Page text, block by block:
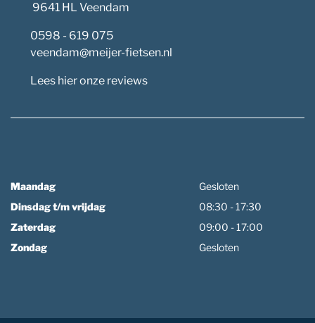
9641 HL Veendam
0598 - 619 075
veendam@meijer-fietsen.nl
Lees hier onze reviews
Maandag
Gesloten
Dinsdag t/m vrijdag
08:30 - 17:30
Zaterdag
09:00 - 17:00
Zondag
Gesloten